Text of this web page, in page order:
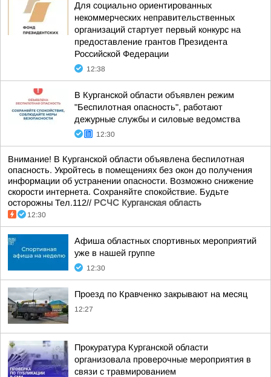
Для социально ориентированных
некоммерческих неправительственных
организаций стартует первый конкурс на
предоставление грантов Президента
Российской Федерации
12:38
В Курганской области объявлен режим
"Беспилотная опасность", работают
дежурные службы и силовые ведомства
12:30
Внимание! В Курганской области объявлена беспилотная
опасность. Укройтесь в помещениях без окон до получения
информации об устранении опасности. Возможно снижение
скорости интернета. Сохраняйте спокойствие. Будьте
осторожны Тел.112// РСЧС Курганская область
12:30
Афиша областных спортивных мероприятий
уже в нашей группе
12:30
Проезд по Кравченко закрывают на месяц
12:27
Прокуратура Курганской области
организовала проверочные мероприятия в
связи с травмированием